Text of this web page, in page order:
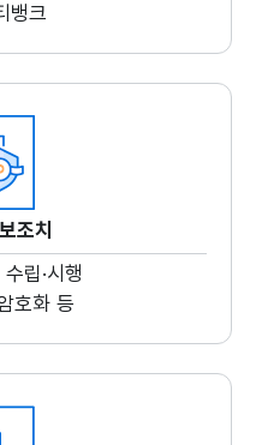
뱅크
조치
립·시행
호화 등